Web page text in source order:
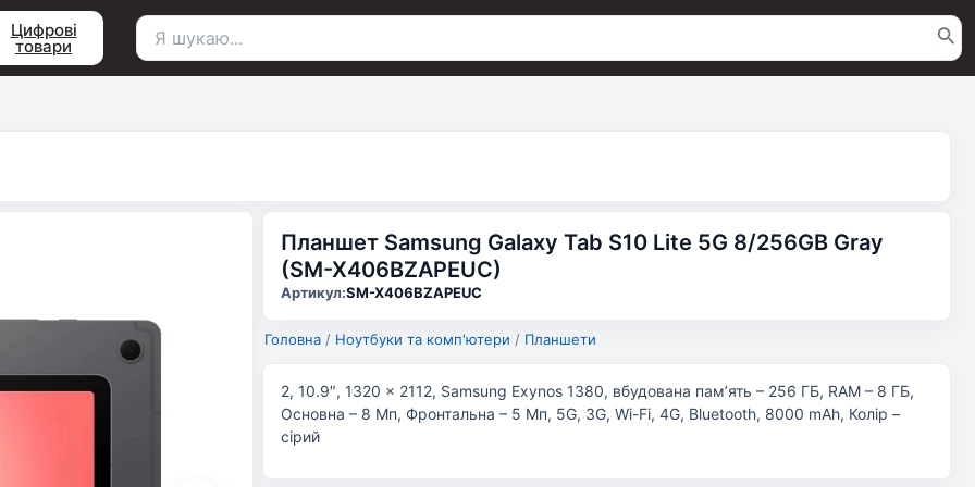
Цифрові
товари
Пошук
Планшет Samsung Galaxy Tab S10 Lite 5G 8/256GB Gray
(SM-X406BZAPEUC)
Артикул:SM-X406BZAPEUC
Головна / Ноутбуки та комп'ютери / Планшети
2, 10.9″, 1320 x 2112, Samsung Exynos 1380, вбудована пам’ять – 256 ГБ, RAM – 8 ГБ,
Основна – 8 Мп, Фронтальна – 5 Мп, 5G, 3G, Wi-Fi, 4G, Bluetooth, 8000 mAh, Колір –
сірий